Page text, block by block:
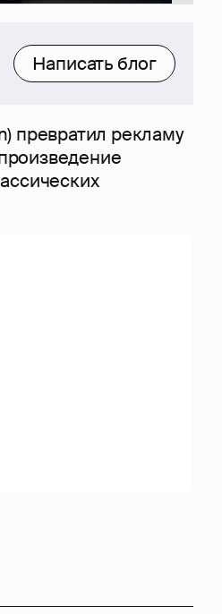
Написать блог
превратил рекламу